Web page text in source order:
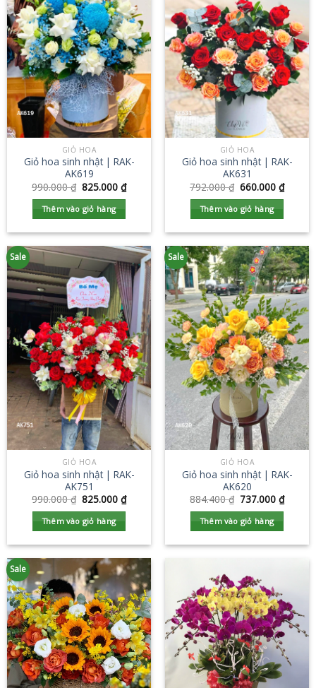
GIỎ HOA
Giỏ hoa sinh nhật | RAK-
AK619
990.000₫ 825.000₫
Thêm vào giỏ hàng
GIỎ HOA
Giỏ hoa sinh nhật | RAK-
AK631
792.000₫ 660.000₫
Thêm vào giỏ hàng
Sale
GIỎ HOA
Giỏ hoa sinh nhật | RAK-
AK751
990.000₫ 825.000₫
Thêm vào giỏ hàng
Sale
GIỎ HOA
Giỏ hoa sinh nhật | RAK-
AK620
884.400₫ 737.000₫
Thêm vào giỏ hàng
Sale